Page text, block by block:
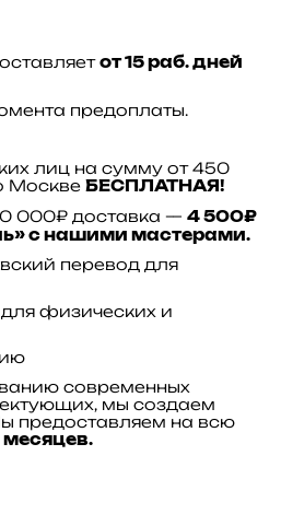
от 15 раб. дней
предоплаты.
лиц на сумму от 450
Москве БЕСПЛАТНАЯ!
000₽ доставка — 4 500₽
с нашими мастерами.
перевод для
физических и
современных
мы создаем
предоставляем на всю
месяцев.